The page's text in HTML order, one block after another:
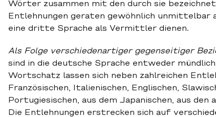
Wörter zusammen mit den durch sie
Entlehnungen geraten gewöhnlich unmittelbar
eine dritte Sprache als Vermittler dienen.
Als Folge verschiedenartiger gegenseitiger
sind in die deutsche Sprache entweder
Wortschatz lassen sich neben zahlreichen
Französischen, Italienischen, Englischen,
Portugiesischen, aus dem Japanischen, aus
Die Entlehnungen erstrecken sich auf